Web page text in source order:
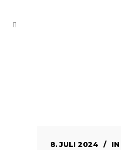
8. JULI 2024 IN